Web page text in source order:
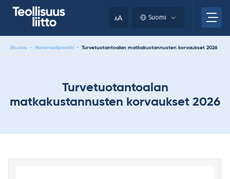
AA Suomi
Etusivu - Materiaalipankki - Turvetuotantoalan matkakustannusten korvaukset 2026
Turvetuotantoalan
matkakustannusten korvaukset 2026
clipboard.)